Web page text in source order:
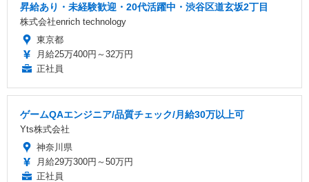
昇給あり・未経験歓迎・20代活躍中・渋谷区道玄坂2丁目
株式会社enrich technology
東京都
月給25万400円～32万円
正社員
ゲームQAエンジニア/品質チェック/月給30万以上可
Yts株式会社
神奈川県
月給29万300円～50万円
正社員